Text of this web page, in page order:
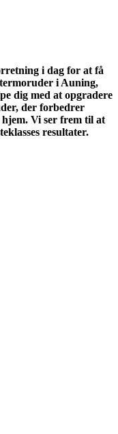
i dag for at få
i Auning,
dig med at opgradere
der forbedrer
Vi ser frem til at
resultater.